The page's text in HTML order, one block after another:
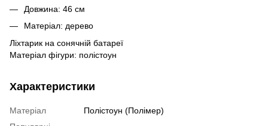
Довжина: 46 см
Матеріал: дерево
Ліхтарик на сонячній батареї
Матеріал фігури: полістоун
Характеристики
Матеріал
Полістоун (Полімер)